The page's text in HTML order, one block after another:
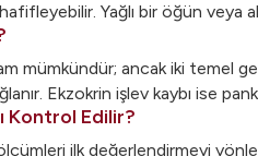
Yağlı bir öğün veya
ancak iki temel
Ekzokrin işlev kaybı ise
Kontrol Edilir?
ilk değerlendirmeyi